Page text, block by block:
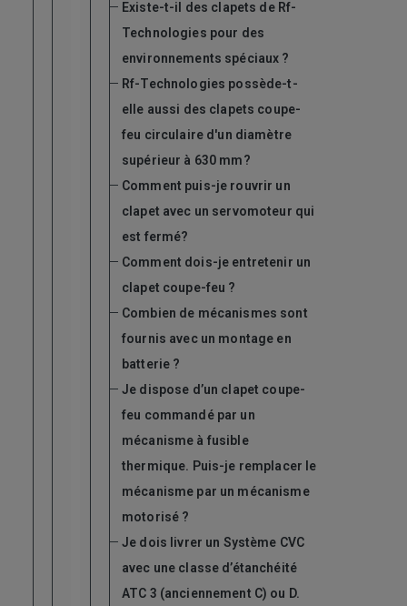
Existe-t-il des clapets de Rf-
Technologies pour des
environnements spéciaux ?
Rf-Technologies possède-t-
elle aussi des clapets coupe-
feu circulaire d'un diamètre
supérieur à 630 mm?
Comment puis-je rouvrir un
clapet avec un servomoteur qui
est fermé?
Comment dois-je entretenir un
clapet coupe-feu ?
Combien de mécanismes sont
fournis avec un montage en
batterie ?
Je dispose d’un clapet coupe-
feu commandé par un
mécanisme à fusible
thermique. Puis-je remplacer le
mécanisme par un mécanisme
motorisé ?
Je dois livrer un Système CVC
avec une classe d’étanchéité
ATC 3 (anciennement C) ou D.